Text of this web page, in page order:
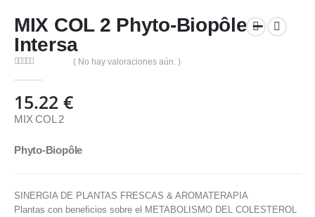
MIX COL 2 Phyto-Biopôle –
Intersa
( No hay valoraciones aún. )
15.22 €
MIX COL 2
Phyto-Biopôle
SINERGIA DE PLANTAS FRESCAS & AROMATERAPIA
Plantas con beneficios sobre el METABOLISMO DEL COLESTEROL